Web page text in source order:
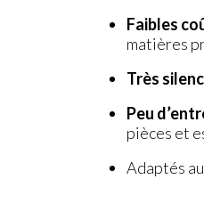
Faibles
matières
Très
Peu
pièces et
Adaptés